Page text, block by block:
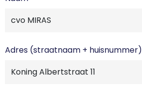
Adres (straatnaam + huisnummer)